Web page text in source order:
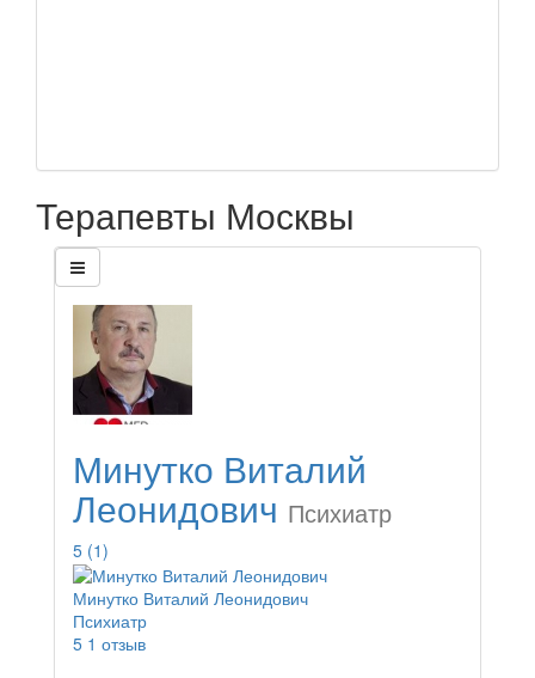
Терапевты Москвы
Минутко Виталий
Леонидович Психиатр
5 (1)
Минутко Виталий Леонидович
Психиатр
5 1 отзыв